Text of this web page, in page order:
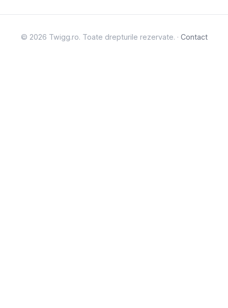
© 2026 Twigg.ro. Toate drepturile rezervate. · Contact